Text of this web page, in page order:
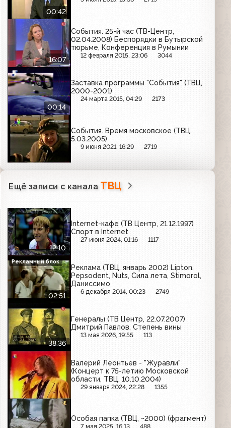
00:42
16:07
События. 25-й час (ТВ-Центр,
02.04.2008) Беспорядки в Бутырской
тюрьме, Конференция в Румынии
12 февраля 2015, 23:06 3044
00:14
Заставка программы "События" (ТВЦ,
2000-2001)
24 марта 2015, 04:29 2173
События. Время московское (ТВЦ,
5.03.2005)
9 июня 2021, 16:29 2719
Ещё записи с канала ТВЦ
12:10
Internet-кафе (ТВ Центр, 21.12.1997)
Спорт в Internet
27 июня 2024, 01:16 1117
02:51
Реклама (ТВЦ, январь 2002) Lipton,
Pepsodent, Nuts, Сила лета, Stimorol,
Даниссимо
6 декабря 2014, 00:23 2749
Рекламный блок
38:36
Генералы (ТВ Центр, 22.07.2007)
Дмитрий Павлов. Степень вины
13 мая 2026, 19:55 113
Валерий Леонтьев - "Журавли"
(Концерт к 75-летию Московской
области, ТВЦ, 10.10.2004)
29 января 2024, 22:28 1355
Особая папка (ТВЦ, ~2000) (фрагмент)
7 мая 2025, 16:13 488